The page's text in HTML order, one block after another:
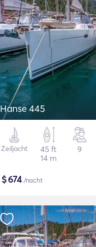
Hanse 445
Zeiljacht
45 ft
14 m
9
$674/nacht